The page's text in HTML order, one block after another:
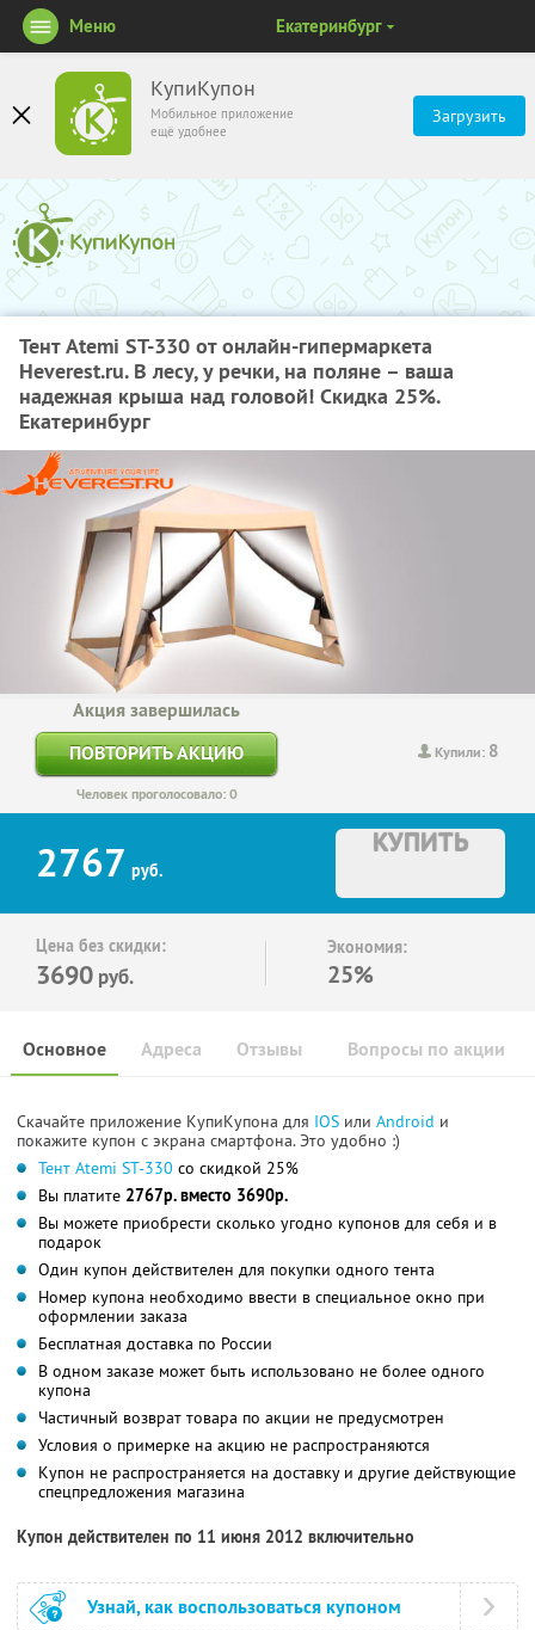
КупиКупон
Мобильное приложение
ещё удобнее
Загрузить
Меню Екатеринбург
Тент Atemi ST-330 от онлайн-гипермаркета
Heverest.ru. В лесу, у речки, на поляне – ваша
надежная крыша над головой! Скидка 25%.
Екатеринбург
Купили: 8
Акция завершилась
ПОВТОРИТЬ АКЦИЮ
Человек проголосовало: 0
2767 руб.
КУПИТЬ
Цена без скидки:
3690 руб.
Экономия:
25%
Основное Отзывы Вопросы по акции
Адреса
Скачайте приложение КупиКупона для IOS или Android и
покажите купон с экрана смартфона. Это удобно :)
Тент Atemi ST-330 со скидкой 25%
Вы платите 2767р. вместо 3690р.
Вы можете приобрести сколько угодно купонов для себя и в
подарок
Один купон действителен для покупки одного тента
Номер купона необходимо ввести в специальное окно при
оформлении заказа
Бесплатная доставка по России
В одном заказе может быть использовано не более одного
купона
Частичный возврат товара по акции не предусмотрен
Условия о примерке на акцию не распространяются
Купон не распространяется на доставку и другие действующие
спецпредложения магазина
Купон действителен по 11 июня 2012 включительно
Узнай, как воспользоваться купоном